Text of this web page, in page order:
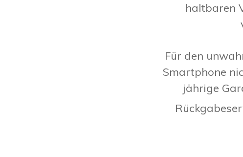
haltbaren
Für den
Smartphone
jährige